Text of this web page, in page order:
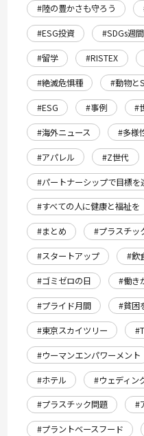
#陸の豊かさも守ろう
#ESG投資
#SDGs週間
#留学
#RISTEX
#絶滅危惧種
#動物と
#ESG
#事例
#
#海外ニュース
#多様
#アパレル
#Z世代
#パートナーシップで目標を
#すべての人に健康と福祉を
#まとめ
#プラスチッ
#スタートアップ
#飲
#ゴミゼロの日
#働き
#プライド月間
#貧困
#東京スカイツリー
#ウーマンエンパワーメント
#ホテル
#ウェディン
#プラスチック問題
#
#プラントベースフード